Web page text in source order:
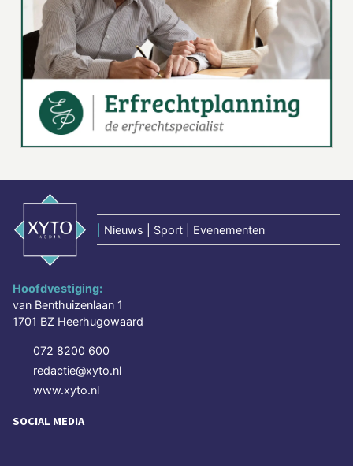
Nieuws | Sport | Evenementen
Hoofdvestiging:
van Benthuizenlaan 1
1701 BZ Heerhugowaard
072 8200 600
redactie@xyto.nl
www.xyto.nl
SOCIAL MEDIA